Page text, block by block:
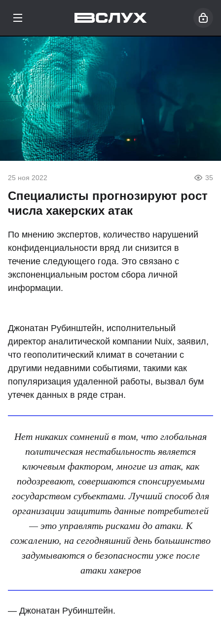
25 ноя 2022 35
Специалисты прогнозируют рост
числа хакерских атак
По мнению экспертов, количество нарушений
конфиденциальности вряд ли снизится в
течение следующего года. Это связано с
экспоненциальным ростом сбора личной
информации.
Джонатан Рубинштейн, исполнительный
директор аналитической компании Nuix, заявил,
что геополитический климат в сочетании с
другими недавними событиями, такими как
популяризация удаленной работы, вызвал бум
утечек данных в ряде стран.
Нет никаких сомнений в том, что глобальная
политическая нестабильность является
ключевым фактором, многие из атак, как
подозревают, совершаются спонсируемыми
государством субъектами. Лучший способ для
организации защитить данные потребителей
— это управлять рисками до атаки. К
сожалению, на сегодняшний день большинство
задумываются о безопасности уже после
атаки хакеров
— Джонатан Рубинштейн.